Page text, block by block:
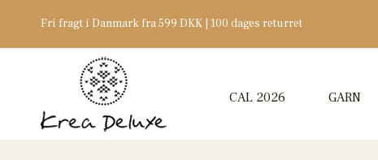
Fri fragt i Danmark fra 599 DKK | 100 dages returret
CAL 2026 GARN